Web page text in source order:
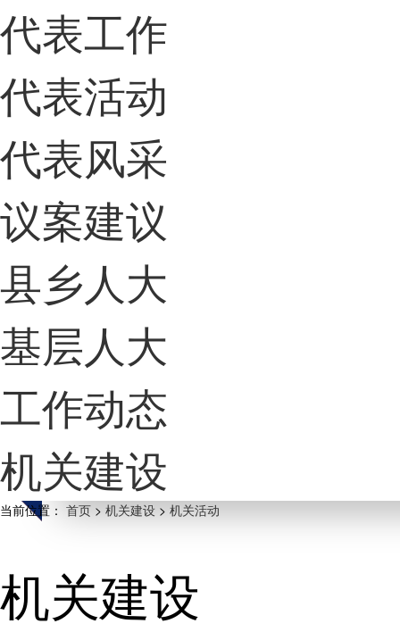
代表工作
代表活动
代表风采
议案建议
县乡人大
基层人大
工作动态
机关建设
当前位置： 首页 > 机关建设 > 机关活动
机关建设